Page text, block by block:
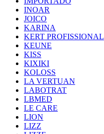
INOAR
JOICO
KARINA
KERT PROFISSIONAL
KEUNE
KISS
KIXIKI
KOLOSS
LA VERTUAN
LABOTRAT
LBMED
LE CARE
LION
LIZZ